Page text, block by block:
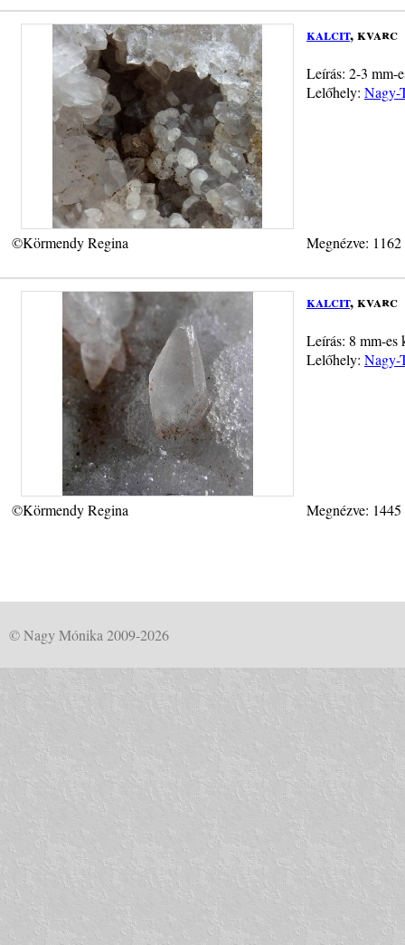
kalcit, kvarc
Leírás: 2-3 mm-
Lelőhely: Nagy-
©Körmendy Regina Megnézve:
kalcit, kvarc
Leírás: 8 mm-
Lelőhely: Nagy-
©Körmendy Regina Megnézve:
© Nagy Mónika 2009-2026